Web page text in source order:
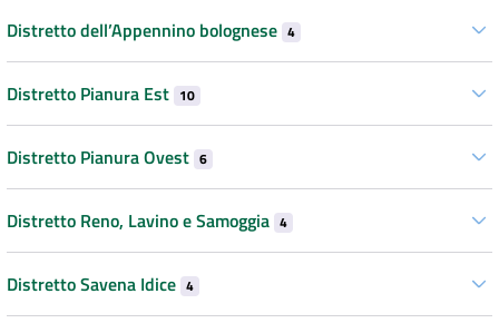
Distretto dell’Appennino bolognese 4
Distretto Pianura Est 10
Distretto Pianura Ovest 6
Distretto Reno, Lavino e Samoggia 4
Distretto Savena Idice 4